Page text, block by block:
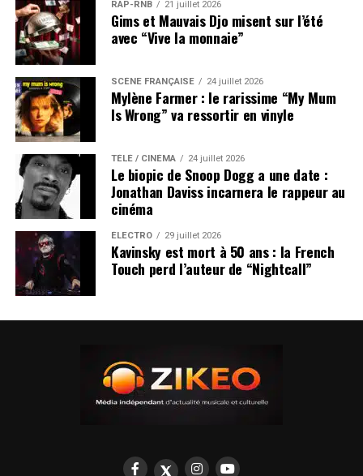
RAP-RNB 21 juillet 2026
Gims et Mauvais Djo misent sur l’été
avec “Vive la monnaie”
SCÈNE FRANÇAISE 24 juillet 2026
Mylène Farmer : le rarissime “My Mum
Is Wrong” va ressortir en vinyle
TÉLÉ / CINÉMA 24 juillet 2026
Le biopic de Snoop Dogg a une date :
Jonathan Daviss incarnera le rappeur au
cinéma
ÉLECTRO 29 juillet 2026
Kavinsky est mort à 50 ans : la French
Touch perd l’auteur de “Nightcall”